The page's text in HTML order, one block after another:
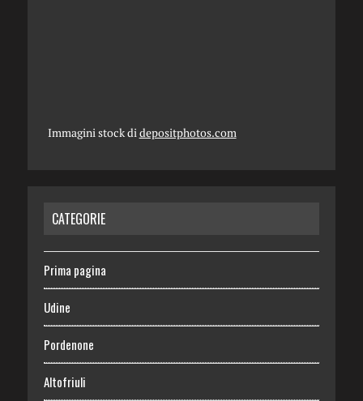
Immagini stock di depositphotos.com
CATEGORIE
Prima pagina
Udine
Pordenone
Altofriuli